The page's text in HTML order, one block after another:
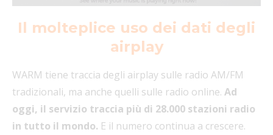
Il molteplice uso dei dati degli
airplay
WARM tiene traccia degli airplay sulle radio AM/FM
tradizionali, ma anche quelli sulle radio online. Ad
oggi, il servizio traccia più di 28.000 stazioni radio
in tutto il mondo. E il numero continua a crescere.